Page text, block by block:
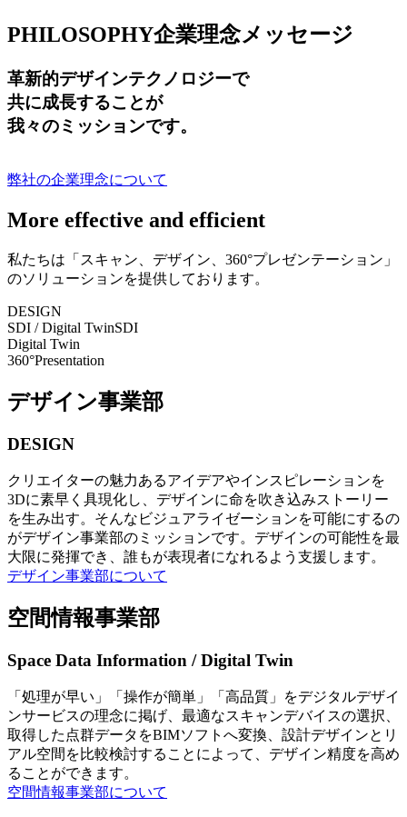
PHILOSOPHY企業理念メッセージ
革新的デザインテクノロジーで
共に成長することが
我々のミッションです。
弊社の企業理念について
More effective and efficient
私たちは「スキャン、デザイン、360°プレゼンテーション」
のソリューションを提供しております。
DESIGN
SDI / Digital TwinSDI
Digital Twin
360°Presentation
デザイン事業部
DESIGN
クリエイターの魅力あるアイデアやインスピレーションを
3Dに素早く具現化し、デザインに命を吹き込みストーリー
を生み出す。そんなビジュアライゼーションを可能にするの
がデザイン事業部のミッションです。デザインの可能性を最
大限に発揮でき、誰もが表現者になれるよう支援します。
デザイン事業部について
空間情報事業部
Space Data Information / Digital Twin
「処理が早い」「操作が簡単」「高品質」をデジタルデザイ
ンサービスの理念に掲げ、最適なスキャンデバイスの選択、
取得した点群データをBIMソフトへ変換、設計デザインとリ
アル空間を比較検討することによって、デザイン精度を高め
ることができます。
空間情報事業部について